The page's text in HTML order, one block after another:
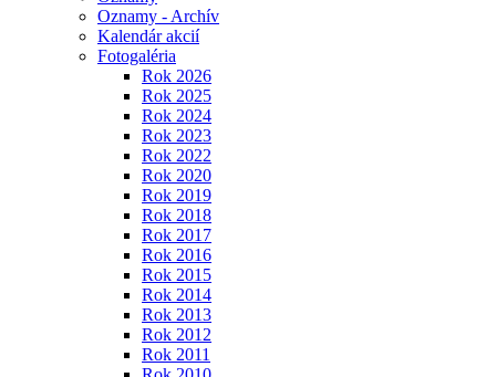
Oznamy - Archív
Kalendár akcií
Fotogaléria
Rok 2026
Rok 2025
Rok 2024
Rok 2023
Rok 2022
Rok 2020
Rok 2019
Rok 2018
Rok 2017
Rok 2016
Rok 2015
Rok 2014
Rok 2013
Rok 2012
Rok 2011